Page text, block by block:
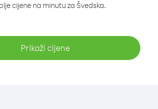
cijene na minutu za Švedska.
Prikaži cijene